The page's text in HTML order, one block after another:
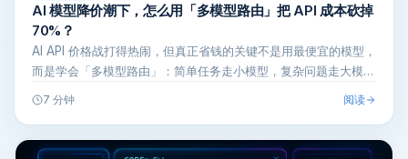
AI 模型降价潮下，怎么用「多模型路由」把 API 成本砍掉
70%？
AI API 价格战打得热闹，但真正省钱的关键不是用最便宜的模型，
而是学会「多模型路由」：简单任务走小模型，复杂问题走大模
7 分钟 阅读